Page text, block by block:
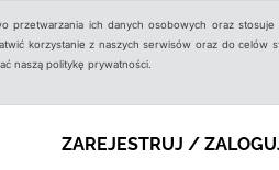
ich danych osobowych oraz
korzystanie z naszych serwisów oraz do celów
naszą politykę prywatności.
ZAREJESTRUJ /